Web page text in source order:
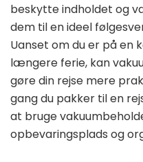
beskytte indholdet og
dem til en ideel
Uanset om du er på en
længere ferie, kan
gøre din rejse mere
gang du pakker til en
at bruge
opbevaringsplads og